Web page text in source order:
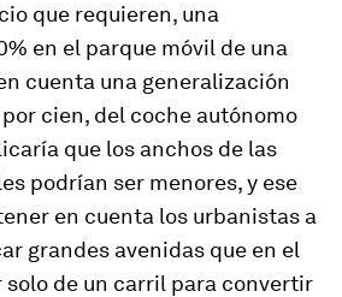
que requieren, una
en el parque móvil de una
cuenta una generalización
cien, del coche autónomo
que los anchos de las
podrían ser menores, y ese
en cuenta los urbanistas a
grandes avenidas que en el
de un carril para convertir